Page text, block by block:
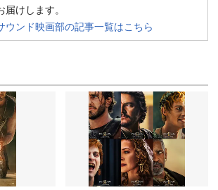
けします。
ウンド映画部の記事一覧はこちら